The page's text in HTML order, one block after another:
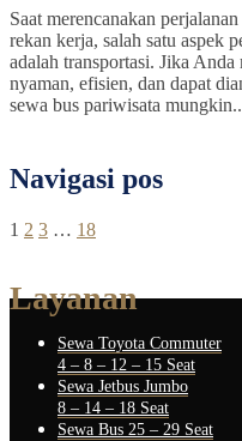
Saat merencanakan
rekan kerja, salah satu aspek
adalah transportasi. Jika
nyaman, efisien, dan dapat
sewa bus pariwisata
Navigasi pos
1 2 3 … 18
Layanan
Sewa Toyota Commuter
4 – 8 – 12 – 15 Seat
Sewa Jetbus Jumbo
8 – 14 – 18 Seat
Sewa Bus 25 – 29 Seat